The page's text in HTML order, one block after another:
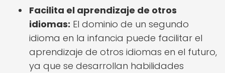
Facilita el aprendizaje de otros
idiomas: El dominio de un segundo
idioma en la infancia puede facilitar el
aprendizaje de otros idiomas en el futuro,
ya que se desarrollan habilidades